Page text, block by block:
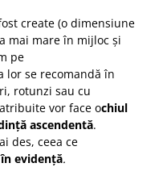
create (o dimensiune
mai mare în mijloc și
pe
lor se recomandă în
rotunzi sau cu
vor face ochiul
ascendentă.
des, ceea ce
evidență.